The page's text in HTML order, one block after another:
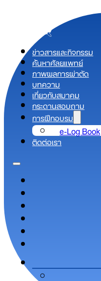
ข่าวสารและกิจกรรม
ค้นหาศัลยแพทย์
ภาพผลการผ่าตัด
บทความ
เกี่ยวกับสมาคม
กระดานสอบถาม
การฝึกอบรม
e-Log Book
ติดต่อเรา